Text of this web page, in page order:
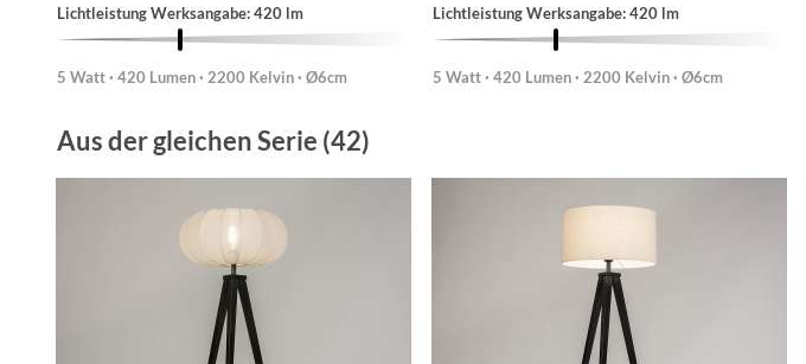
Lichtleistung Werksangabe: 420 lm
5 Watt · 420 Lumen · 2200 Kelvin · Ø6cm
Lichtleistung Werksangabe: 420 lm
5 Watt · 420 Lumen · 2200 Kelvin · Ø6cm
Aus der gleichen Serie (42)